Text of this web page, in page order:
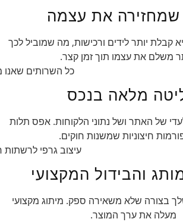
שמחזירה את עצמה
קבלת יותר לידים ורכישות, מה שמוביל לכך
משלם את עצמו תוך זמן קצר.
מלאה בנכס
של האתר ושל נתוני הלקוחות. אפס תלות
חיצוניות שמשנות חוקים.
והבידול המקצועי
בצורה שלא משאירה ספק. מיתוג מקצועי
מעלה את ערך המוצר.